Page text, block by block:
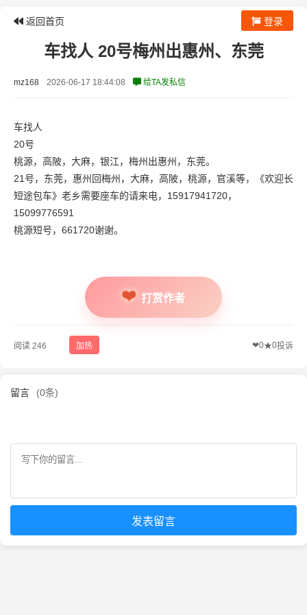
返回首页 登录
车找人 20号梅州出惠州、东莞
mz168 2026-06-17 18:44:08 给TA发私信
车找人
20号
桃源，高陂，大麻，银江，梅州出惠州，东莞。
21号，东莞，惠州回梅州，大麻，高陂，桃源，官溪等，《欢迎长
短途包车》老乡需要座车的请来电，15917941720，
15099776591
桃源短号，661720谢谢。
打赏作者
阅读 246 加热 ❤0★0投诉
留言 (0条)
发表留言